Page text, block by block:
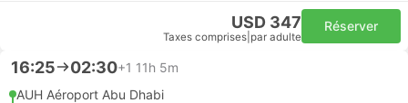
USD 347
Taxes comprises par adulte
Réserver
16:25 02:30+1 11h 5m
AUH Aéroport Abu Dhabi